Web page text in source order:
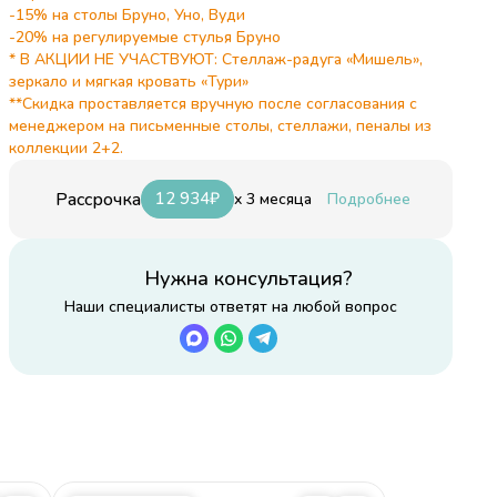
-15% на столы Бруно, Уно, Вуди
-20% на регулируемые стулья Бруно
* В АКЦИИ НЕ УЧАСТВУЮТ: Стеллаж-радуга «Мишель»,
зеркало и мягкая кровать «Тури»
**Скидка проставляется вручную после согласования с
менеджером на письменные столы, стеллажи, пеналы из
коллекции 2+2.
Рассрочка 12 934₽ x 3 месяца Подробнее
Нужна консультация?
Наши специалисты ответят на любой вопрос